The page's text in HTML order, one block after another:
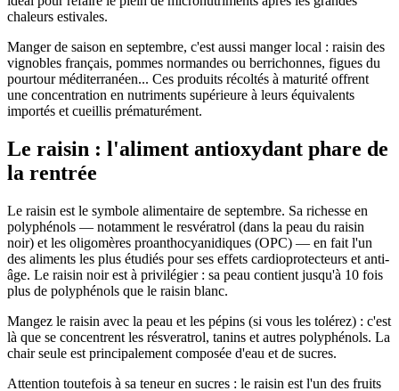
chaleurs estivales.
Manger de saison en septembre, c'est aussi manger local : raisin des
vignobles français, pommes normandes ou berrichonnes, figues du
pourtour méditerranéen... Ces produits récoltés à maturité offrent
une concentration en nutriments supérieure à leurs équivalents
importés et cueillis prématurément.
Le raisin : l'aliment antioxydant phare de
la rentrée
Le raisin est le symbole alimentaire de septembre. Sa richesse en
polyphénols — notamment le resvératrol (dans la peau du raisin
noir) et les oligomères proanthocyanidiques (OPC) — en fait l'un
des aliments les plus étudiés pour ses effets cardioprotecteurs et anti-
âge. Le raisin noir est à privilégier : sa peau contient jusqu'à 10 fois
plus de polyphénols que le raisin blanc.
Mangez le raisin avec la peau et les pépins (si vous les tolérez) : c'est
là que se concentrent les résveratrol, tanins et autres polyphénols. La
chair seule est principalement composée d'eau et de sucres.
Attention toutefois à sa teneur en sucres : le raisin est l'un des fruits